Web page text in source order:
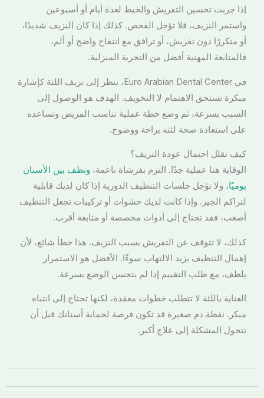
إذا جربت تحسين التفريش والخيط لعدة أيام أو أسبوعين
واستمر النزيف، فلا تؤجل الفحص. كذلك إذا كان النزيف شديدًا،
أو متكررًا دون تفريش، أو ترافق مع انتفاخ واضح أو ألم،
فالمتابعة المهنية أفضل من التجربة المنزلية.
في Euro Arabian Dental Center، ننظر إلى نزيف اللثة كإشارة
مبكرة تستحق الاهتمام لا التخويف. الهدف هو الوصول إلى
السبب بسرعة، ثم وضع خطة عملية تناسب المريض وتساعده
على استعادة صحة لثته براحة ووضوح.
كيف تقلل احتمال عودة النزيف؟
الوقاية هنا عملية جدًا. التزم بفرشاة ناعمة، ونظف بين الأسنان
يوميًا، ولا تؤجل جلسات التنظيف الدورية إذا كان لديك قابلية
لتراكم الجير. وإذا كانت لديك حشوات أو تركيبات تجعل التنظيف
أصعب، فقد تحتاج إلى أدوات مخصصة أو متابعة أقرب.
كذلك، لا تتوقف عن التفريش بسبب النزيف. هذا خطأ شائع، لأن
إهمال التنظيف يزيد الالتهاب سوءًا. الأفضل هو الاستمرار
بلطف، مع طلب التقييم إذا لم يتحسن الوضع بسرعة.
العناية باللثة لا تتطلب خطوات معقدة، لكنها تحتاج إلى انتباه
مبكر. نقطة دم صغيرة قد تكون فرصة لحماية أسنانك قبل أن
تتحول المشكلة إلى علاج أكبر.